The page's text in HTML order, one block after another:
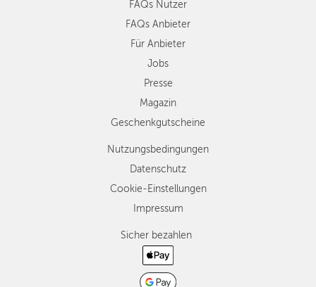
FAQs Nutzer
FAQs Anbieter
Für Anbieter
Jobs
Presse
Magazin
Geschenkgutscheine
Nutzungsbedingungen
Datenschutz
Cookie-Einstellungen
Impressum
Sicher bezahlen